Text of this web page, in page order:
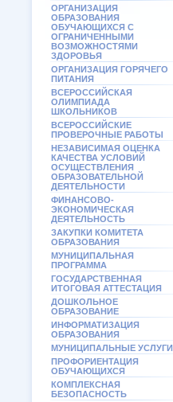
ОРГАНИЗАЦИЯ
ОБРАЗОВАНИЯ
ОБУЧАЮЩИХСЯ С
ОГРАНИЧЕННЫМИ
ВОЗМОЖНОСТЯМИ
ЗДОРОВЬЯ
ОРГАНИЗАЦИЯ ГОРЯЧЕГО
ПИТАНИЯ
ВСЕРОССИЙСКАЯ
ОЛИМПИАДА
ШКОЛЬНИКОВ
ВСЕРОССИЙСКИЕ
ПРОВЕРОЧНЫЕ РАБОТЫ
НЕЗАВИСИМАЯ ОЦЕНКА
КАЧЕСТВА УСЛОВИЙ
ОСУЩЕСТВЛЕНИЯ
ОБРАЗОВАТЕЛЬНОЙ
ДЕЯТЕЛЬНОСТИ
ФИНАНСОВО-
ЭКОНОМИЧЕСКАЯ
ДЕЯТЕЛЬНОСТЬ
ЗАКУПКИ КОМИТЕТА
ОБРАЗОВАНИЯ
МУНИЦИПАЛЬНАЯ
ПРОГРАММА
ГОСУДАРСТВЕННАЯ
ИТОГОВАЯ АТТЕСТАЦИЯ
ДОШКОЛЬНОЕ
ОБРАЗОВАНИЕ
ИНФОРМАТИЗАЦИЯ
ОБРАЗОВАНИЯ
МУНИЦИПАЛЬНЫЕ УСЛУГИ
ПРОФОРИЕНТАЦИЯ
ОБУЧАЮЩИХСЯ
КОМПЛЕКСНАЯ
БЕЗОПАСНОСТЬ